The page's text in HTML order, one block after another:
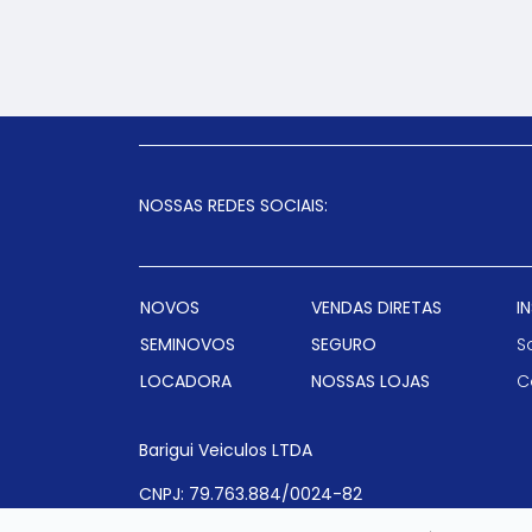
NOSSAS REDES SOCIAIS:
NOVOS
SEMINOVOS
LOCADORA
VENDAS DIRETAS
SEGURO
NOSSAS LOJAS
Barigui Veiculos LTDA
CNPJ: 79.763.884/0024-82